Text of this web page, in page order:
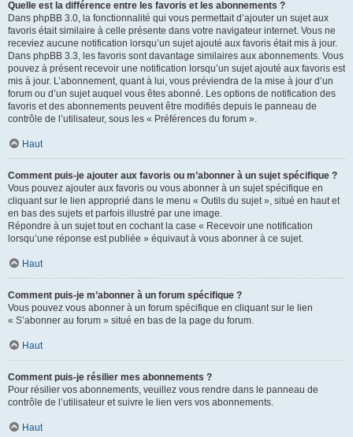
Quelle est la différence entre les favoris et les abonnements ?
Dans phpBB 3.0, la fonctionnalité qui vous permettait d’ajouter un sujet aux
favoris était similaire à celle présente dans votre navigateur internet. Vous ne
receviez aucune notification lorsqu’un sujet ajouté aux favoris était mis à jour.
Dans phpBB 3.3, les favoris sont davantage similaires aux abonnements. Vous
pouvez à présent recevoir une notification lorsqu’un sujet ajouté aux favoris est
mis à jour. L’abonnement, quant à lui, vous préviendra de la mise à jour d’un
forum ou d’un sujet auquel vous êtes abonné. Les options de notification des
favoris et des abonnements peuvent être modifiés depuis le panneau de
contrôle de l’utilisateur, sous les « Préférences du forum ».
Haut
Comment puis-je ajouter aux favoris ou m’abonner à un sujet spécifique ?
Vous pouvez ajouter aux favoris ou vous abonner à un sujet spécifique en
cliquant sur le lien approprié dans le menu « Outils du sujet », situé en haut et
en bas des sujets et parfois illustré par une image.
Répondre à un sujet tout en cochant la case « Recevoir une notification
lorsqu’une réponse est publiée » équivaut à vous abonner à ce sujet.
Haut
Comment puis-je m’abonner à un forum spécifique ?
Vous pouvez vous abonner à un forum spécifique en cliquant sur le lien
« S’abonner au forum » situé en bas de la page du forum.
Haut
Comment puis-je résilier mes abonnements ?
Pour résilier vos abonnements, veuillez vous rendre dans le panneau de
contrôle de l’utilisateur et suivre le lien vers vos abonnements.
Haut